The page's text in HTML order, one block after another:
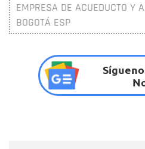
EMPRESA DE ACUEDUCTO Y
BOGOTÁ ESP